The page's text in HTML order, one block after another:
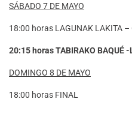
SÁBADO 7 DE MAYO
18:00 horas LAGUNAK LAKITA –
20:15 horas TABIRAKO BAQUÉ -
DOMINGO 8 DE MAYO
18:00 horas FINAL